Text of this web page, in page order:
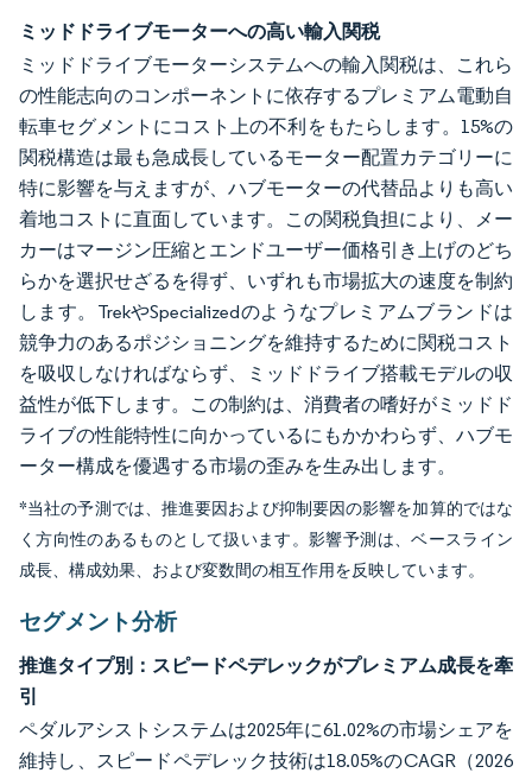
ミッドドライブモーターへの高い輸入関税
ミッドドライブモーターシステムへの輸入関税は、これら
の性能志向のコンポーネントに依存するプレミアム電動自
転車セグメントにコスト上の不利をもたらします。15%の
関税構造は最も急成長しているモーター配置カテゴリーに
特に影響を与えますが、ハブモーターの代替品よりも高い
着地コストに直面しています。この関税負担により、メー
カーはマージン圧縮とエンドユーザー価格引き上げのどち
らかを選択せざるを得ず、いずれも市場拡大の速度を制約
します。TrekやSpecializedのようなプレミアムブランドは
競争力のあるポジショニングを維持するために関税コスト
を吸収しなければならず、ミッドドライブ搭載モデルの収
益性が低下します。この制約は、消費者の嗜好がミッドド
ライブの性能特性に向かっているにもかかわらず、ハブモ
ーター構成を優遇する市場の歪みを生み出します。
*当社の予測では、推進要因および抑制要因の影響を加算的ではな
く方向性のあるものとして扱います。影響予測は、ベースライン
成長、構成効果、および変数間の相互作用を反映しています。
セグメント分析
推進タイプ別：スピードペデレックがプレミアム成長を牽
引
ペダルアシストシステムは2025年に61.02%の市場シェアを
維持し、スピードペデレック技術は18.05%のCAGR（2026